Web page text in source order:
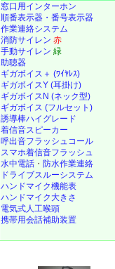
窓口用インターホン
順番表示器・番号表示器
作業連絡システム
消防サイレン 赤
手動サイレン 緑
助聴器
ギガボイス＋ (ﾜｲﾔﾚｽ)
ギガボイスY (耳掛け)
ギガボイスN (ネック型)
ギガボイス (フルセット)
誘導棒ハイグレード
着信音スピーカー
呼出音フラッシュコール
スマホ着信音フラッシュ
水中電話 ・ 防水作業連絡
ドライブスルーシステム
ハンドマイク機能表
ハンドマイク大きさ
電気式人工喉頭
携帯用会話補助装置